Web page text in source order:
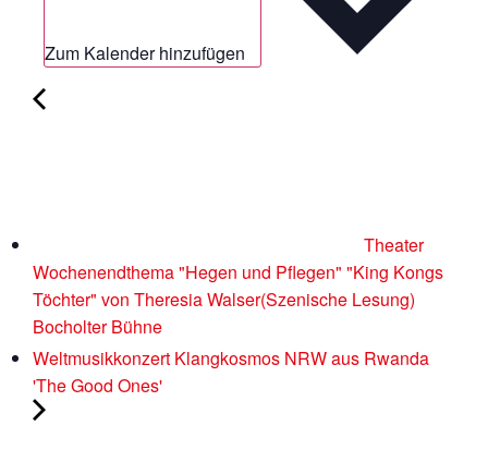
Zum Kalender hinzufügen
Theater
Wochenendthema "Hegen und Pflegen" "King Kongs
Töchter" von Theresia Walser(Szenische Lesung)
Bocholter Bühne
Weltmusikkonzert Klangkosmos NRW aus Rwanda
'The Good Ones'